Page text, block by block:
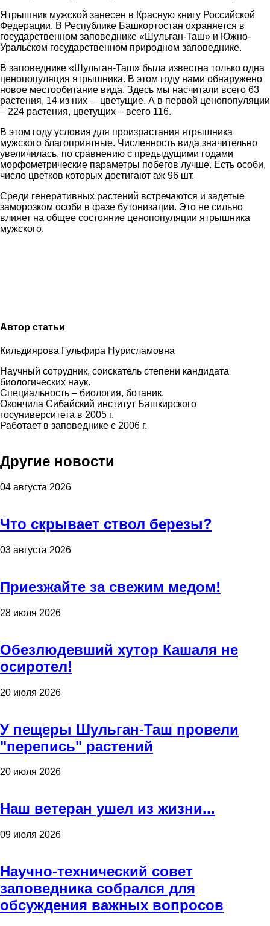
Ятрышник мужской занесен в Красную книгу Российской
Федерации. В Республике Башкортостан охраняется в
государственном заповеднике «Шульган-Таш» и Южно-
Уральском государственном природном заповеднике.
В заповеднике «Шульган-Таш» была известна только одна
ценопопуляция ятрышника. В этом году нами обнаружено
новое местообитание вида. Здесь мы насчитали всего 63
растения, 14 из них – цветущие. А в первой ценопопуляции
– 224 растения, цветущих – всего 116.
В этом году условия для произрастания ятрышника
мужского благоприятные. Численность вида значительно
увеличилась, по сравнению с предыдущими годами
морфометрические параметры побегов лучше. Есть особи,
число цветков которых достигают аж 96 шт.
Среди генеративных растений встречаются и задетые
заморозком особи в фазе бутонизации. Это не сильно
влияет на общее состояние ценопопуляции ятрышника
мужского.
Автор статьи
Кильдиярова Гульфира Нурисламовна
Научный сотрудник, соискатель степени кандидата
биологических наук.
Специальность – биология, ботаник.
Окончила Сибайский институт Башкирского
госуниверситета в 2005 г.
Работает в заповеднике с 2006 г.
Другие новости
04 августа 2026
Что скрывает ствол березы?
03 августа 2026
Приезжайте за свежим медом!
28 июля 2026
Обезлюдевший хутор Кашаля не
осиротел!
20 июля 2026
У пещеры Шульган-Таш провели
"перепись" растений
20 июля 2026
Наш ветеран ушел из жизни...
09 июля 2026
Научно-технический совет
заповедника собрался для
обсуждения важных вопросов